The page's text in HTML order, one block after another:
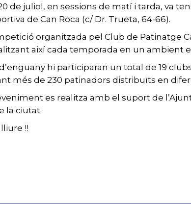
de juliol, en sessions de matí i tarda, va
de Can Roca (c/ Dr. Trueta, 64-66).
organitzada pel Club de Patinatge
així cada temporada en un ambient
hi participaran un total de 19
més de 230 patinadors distribuïts en
es realitza amb el suport de
la ciutat.
!!